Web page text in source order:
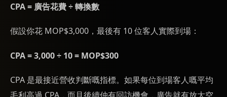
CPA = 廣告花費 ÷ 轉換數
假設你花 MOP$3,000，最後有 10 位客人實際到場：
CPA = 3,000 ÷ 10 = MOP$300
CPA 是最接近營收判斷嘅指標。如果每位到場客人嘅平均